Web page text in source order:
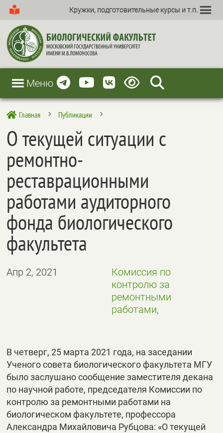
Кружки, подготовительные курсы и т.п.
Меню
 Главная 5 Публикации 5
О текущей ситуации с
ремонтно-
реставрационными
работами аудиторного
фонда биологического
факультета
Апр 2, 2021
Комиссия по
контролю за
ремонтными
работами,
В четверг, 25 марта 2021 года, на заседании
Ученого совета биологического факультета МГУ
было заслушано сообщение заместителя декана
по научной работе, председателя Комиссии по
контролю за ремонтными работами на
биологическом факультете, профессора
Александра Михайловича Рубцова: «О текущей